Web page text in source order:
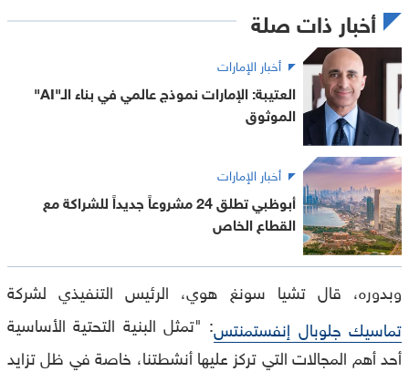
أخبار ذات صلة
أخبار الإمارات
العتيبة: الإمارات نموذج عالمي في بناء الـ"AI"
الموثوق
أخبار الإمارات
أبوظبي تطلق 24 مشروعاً جديداً للشراكة مع
القطاع الخاص
وبدوره، قال تشيا سونغ هوي، الرئيس التنفيذي لشركة
تماسيك جلوبال إنفستمنتس: "تمثل البنية التحتية الأساسية
أحد أهم المجالات التي تركز عليها أنشطتنا، خاصة في ظل تزايد